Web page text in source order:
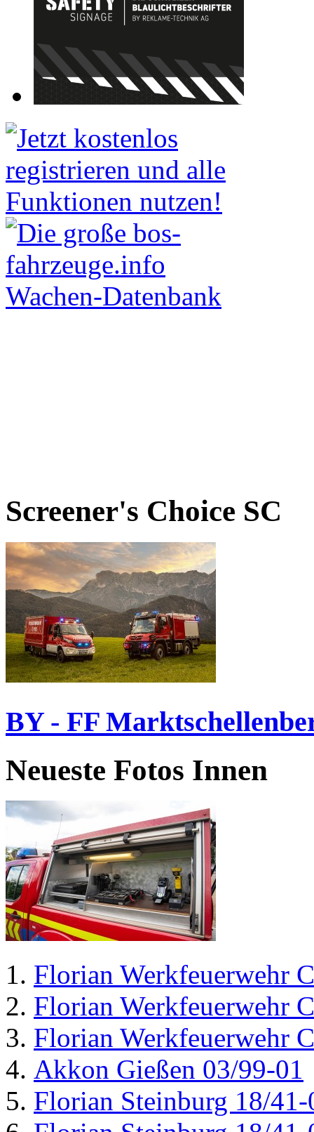
Screener's Choice SC
BY - FF
Neueste Fotos Innen
Florian Werkfeuerwehr
Florian Werkfeuerwehr
Florian Werkfeuerwehr
Akkon Gießen 03/99-01
Florian Steinburg 18/41-